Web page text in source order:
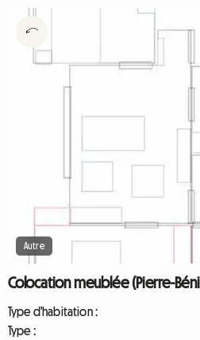
Autre
Colocation meublée (Pierre-
Type d'habitation :
Type :